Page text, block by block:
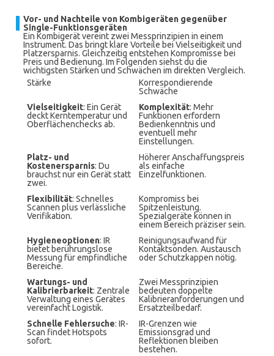
Vor- und Nachteile von Kombigeräten gegenüber
Single-Funktionsgeräten
Ein Kombigerät vereint zwei Messprinzipien in einem
Instrument. Das bringt klare Vorteile bei Vielseitigkeit und
Platzersparnis. Gleichzeitig entstehen Kompromisse bei
Preis und Bedienung. Im Folgenden siehst du die
wichtigsten Stärken und Schwächen im direkten Vergleich.
Stärke
Korrespondierende
Schwäche
Vielseitigkeit: Ein Gerät
deckt Kerntemperatur und
Oberflächenchecks ab.
Komplexität: Mehr
Funktionen erfordern
Bedienkenntnis und
eventuell mehr
Einstellungen.
Platz- und
Kostenersparnis: Du
brauchst nur ein Gerät statt
zwei.
Höherer Anschaffungspreis
als einfache
Einzelfunktionen.
Flexibilität: Schnelles
Scannen plus verlässliche
Verifikation.
Kompromiss bei
Spitzenleistung.
Spezialgeräte können in
einem Bereich präziser sein.
Hygieneoptionen: IR
bietet berührungslose
Messung für empfindliche
Bereiche.
Reinigungsaufwand für
Kontaktsonden. Austausch
oder Schutzkappen nötig.
Wartungs- und
Kalibrierbarkeit: Zentrale
Verwaltung eines Gerätes
vereinfacht Logistik.
Zwei Messprinzipien
bedeuten doppelte
Kalibrieranforderungen und
Ersatzteilbedarf.
Schnelle Fehlersuche: IR-
Scan findet Hotspots
sofort.
IR-Grenzen wie
Emissionsgrad und
Reflektionen bleiben
bestehen.